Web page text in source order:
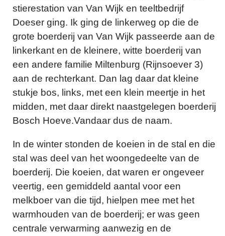
stierestation van Van Wijk en teeltbedrijf
Doeser ging. Ik ging de linkerweg op die de
grote boerderij van Van Wijk passeerde aan de
linkerkant en de kleinere, witte boerderij van
een andere familie Miltenburg (Rijnsoever 3)
aan de rechterkant. Dan lag daar dat kleine
stukje bos, links, met een klein meertje in het
midden, met daar direkt naastgelegen boerderij
Bosch Hoeve.Vandaar dus de naam.
In de winter stonden de koeien in de stal en die
stal was deel van het woongedeelte van de
boerderij. Die koeien, dat waren er ongeveer
veertig, een gemiddeld aantal voor een
melkboer van die tijd, hielpen mee met het
warmhouden van de boerderij; er was geen
centrale verwarming aanwezig en de